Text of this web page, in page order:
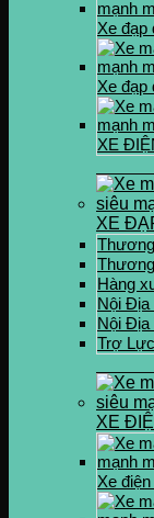
Xe đạp
Xe đạp
XE
XE
Hàng
Nội Địa
Nội Địa
Trợ
XE
Xe